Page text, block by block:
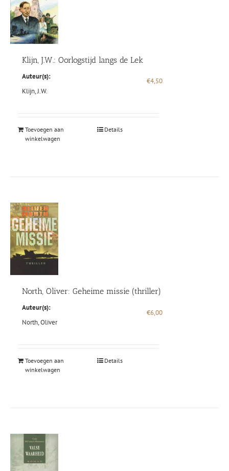
Klijn, J.W.: Oorlogstijd langs de Lek
Auteur(s):
Klijn, J.W.
€4,50
Toevoegen aan
winkelwagen
Details
North, Oliver: Geheime missie (thriller)
Auteur(s):
North, Oliver
€6,00
Toevoegen aan
winkelwagen
Details